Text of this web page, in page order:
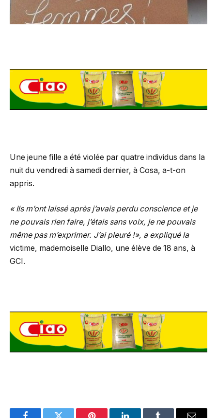
Une jeune fille a été violée par quatre individus dans la
nuit du vendredi à samedi dernier, à Cosa, a-t-on
appris.
« Ils m’ont laissé après j’avais perdu conscience et je
ne pouvais rien faire, j’étais sans voix, je ne pouvais
même pas m’exprimer. J’ai pleuré !», a expliqué la
victime, mademoiselle Diallo, une élève de 18 ans, à
GCI.